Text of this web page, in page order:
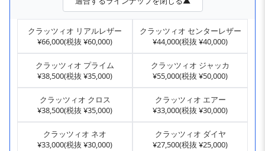
クラッツィオ リアルレザー
¥66,000(税抜 ¥60,000)
クラッツィオ センターレザー
¥44,000(税抜 ¥40,000)
クラッツィオ プライム
¥38,500(税抜 ¥35,000)
クラッツィオ ジャッカ
¥55,000(税抜 ¥50,000)
クラッツィオ クロス
¥38,500(税抜 ¥35,000)
クラッツィオ エアー
¥33,000(税抜 ¥30,000)
クラッツィオ ネオ
¥33,000(税抜 ¥30,000)
クラッツィオ ダイヤ
¥27,500(税抜 ¥25,000)